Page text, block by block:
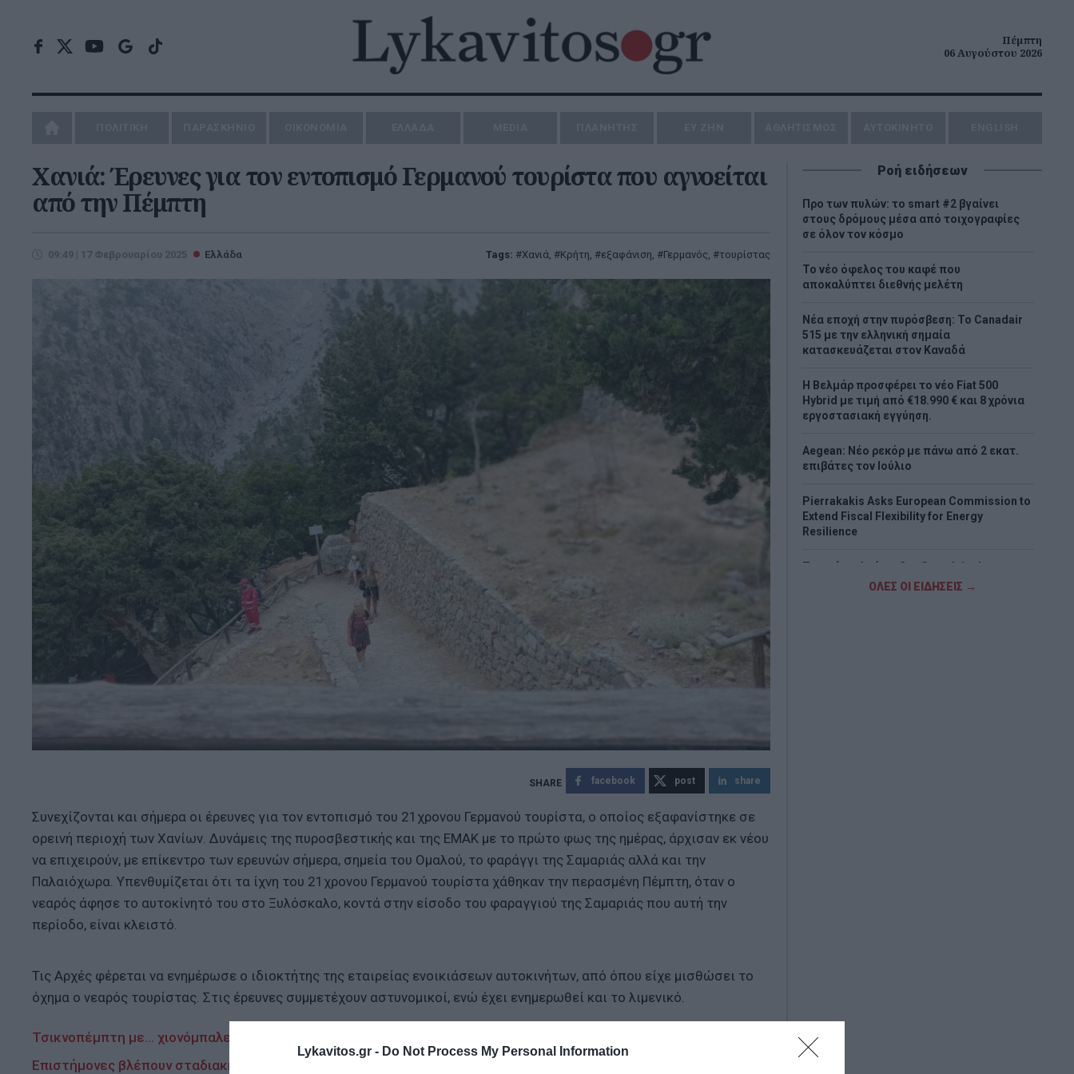
Lykavitos.gr - Do Not Process My Personal Information
Πέμπτη
06 Αυγούστου 2026
Χανιά: Έρευνες για τον εντοπισμό Γερμανού τουρίστα που αγνοείται
από την Πέμπτη
09:49 | 17 Φεβρουαρίου 2025 Ελλάδα Tags: Χανιά, Κρήτη, εξαφάνιση, Γερμανός, τουρίστας
facebook post share
Συνεχίζονται και σήμερα οι έρευνες για τον εντοπισμό του 21χρονου Γερμανού τουρίστα, ο οποίος εξαφανίστηκε σε
ορεινή περιοχή των Χανίων. Δυνάμεις της πυροσβεστικής και της ΕΜΑΚ με το πρώτο φως της ημέρας, άρχισαν εκ νέου
να επιχειρούν, με επίκεντρο των ερευνών σήμερα, σημεία του Ομαλού, το φαράγγι της Σαμαριάς αλλά και την
Παλαιόχωρα. Υπενθυμίζεται ότι τα ίχνη του 21χρονου Γερμανού τουρίστα χάθηκαν την περασμένη Πέμπτη, όταν ο
νεαρός άφησε το αυτοκίνητό του στο Ξυλόσκαλο, κοντά στην είσοδο του φαραγγιού της Σαμαριάς που αυτή την
περίοδο, είναι κλειστό.
Τις Αρχές φέρεται να ενημέρωσε ο ιδιοκτήτης της εταιρείας ενοικιάσεων αυτοκινήτων, από όπου είχε μισθώσει το
όχημα ο νεαρός τουρίστας. Στις έρευνες συμμετέχουν αστυνομικοί, ενώ έχει ενημερωθεί και το λιμενικό.
Τσικνοπέμπτη με… χιονόμπαλες αντί για… κάρβουνα
Επιστήμονες βλέπουν σταδιακή μείωση της σεισμικότητας στις Κυκλάδες
Ροή ειδήσεων
Προ των πυλών: το smart #2 βγαίνει
στους δρόμους μέσα από τοιχογραφίες
σε όλον τον κόσμο
Το νέο όφελος του καφέ που
αποκαλύπτει διεθνής μελέτη
Νέα εποχή στην πυρόσβεση: Το Canadair
515 με την ελληνική σημαία
κατασκευάζεται στον Καναδά
Η Βελμάρ προσφέρει τo νέο Fiat 500
Hybrid με τιμή από €18.990 € και 8 χρόνια
εργοστασιακή εγγύηση.
Aegean: Νέο ρεκόρ με πάνω από 2 εκατ.
επιβάτες τον Ιούλιο
Pierrakakis Asks European Commission to
Extend Fiscal Flexibility for Energy
Resilience
Παππάς: «Απένταξαν Canadair, drones και
ελικόπτερα από το Ταμείο Ανάκαμψης –
ΟΛΕΣ ΟΙ ΕΙΔΗΣΕΙΣ →